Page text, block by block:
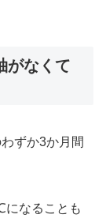
がなくて
ずか3か月間
になることも